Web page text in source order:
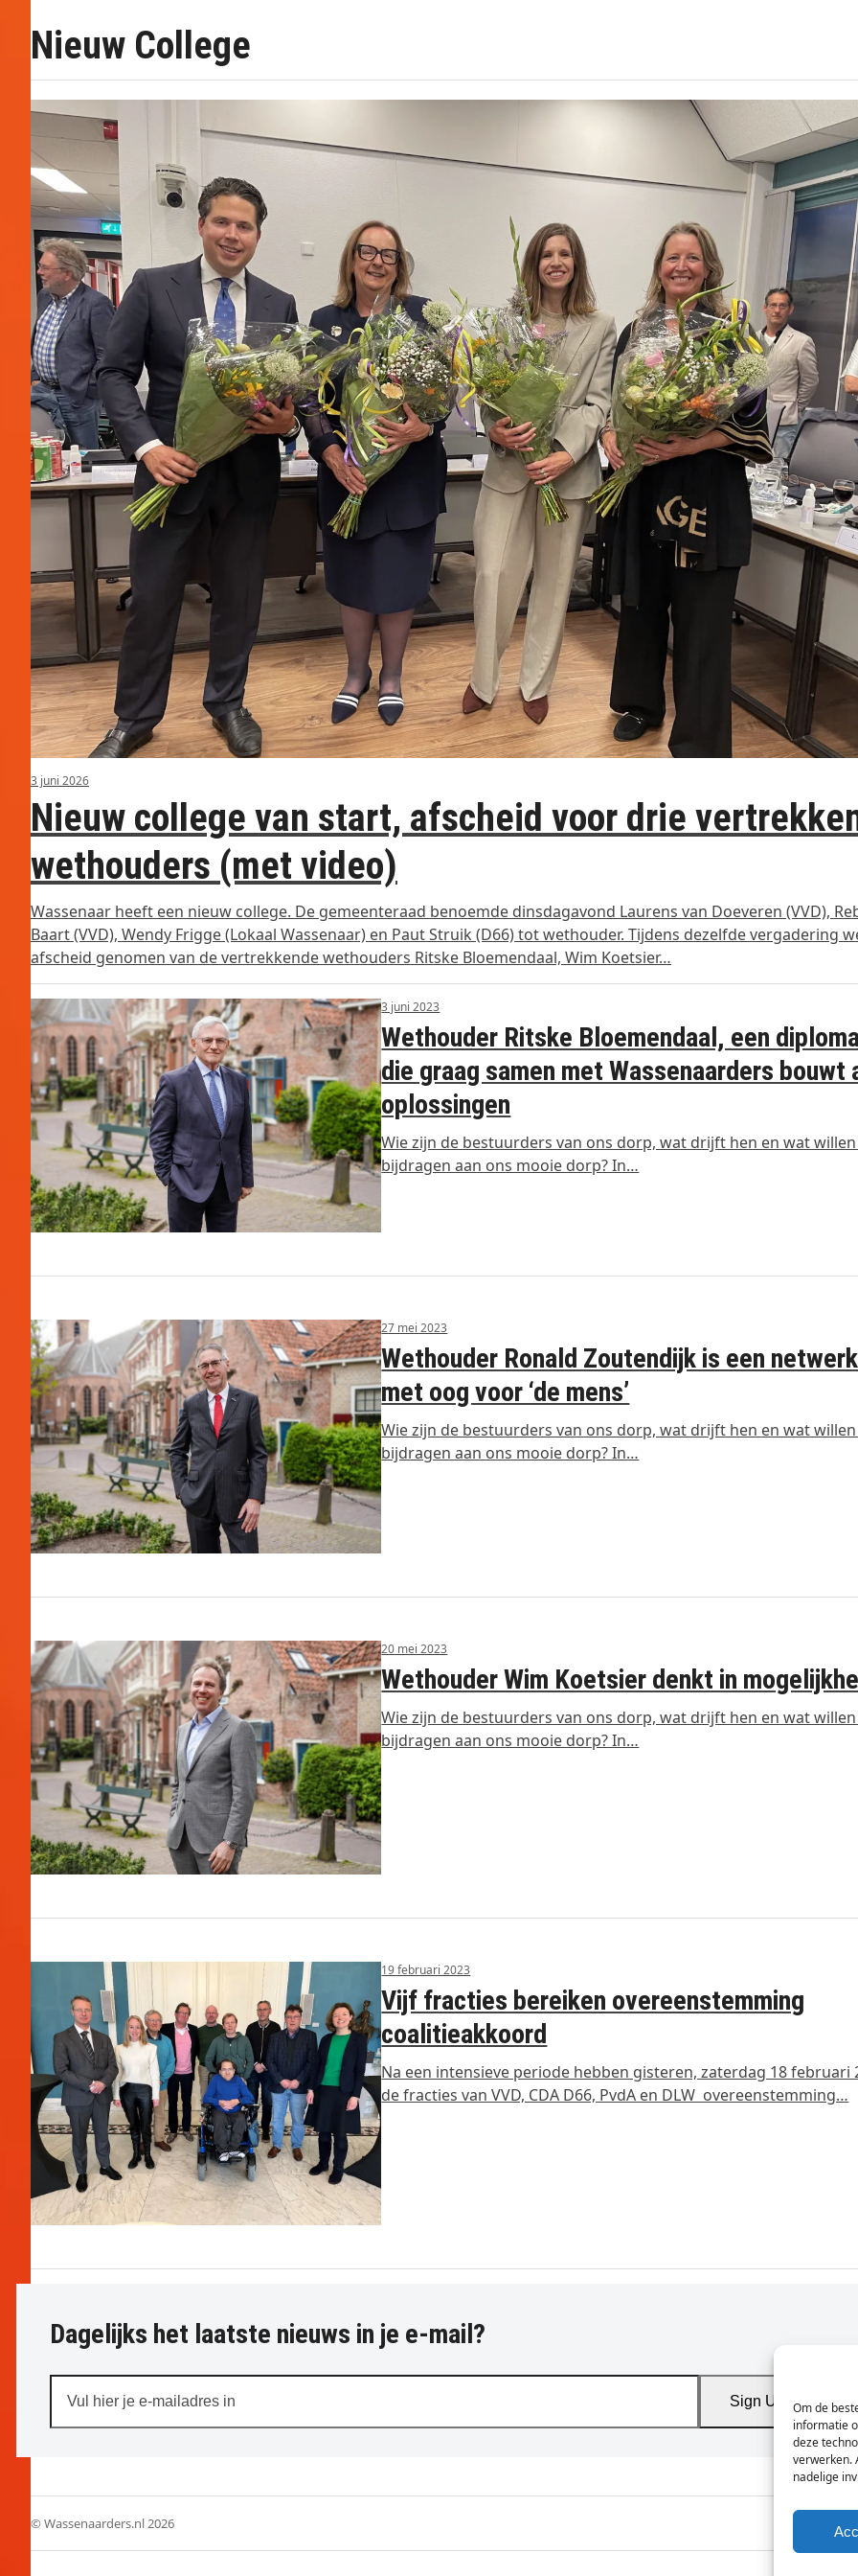
Om de
informatie
deze
verwerken.
nadelige
Nieuw College
3 juni 2026
Nieuw college van start, afscheid voor drie
wethouders (met video)
Wassenaar heeft een nieuw college. De gemeenteraad benoemde dinsdagavond Laurens van Doeveren (VVD),
Baart (VVD), Wendy Frigge (Lokaal Wassenaar) en Paut Struik (D66) tot wethouder. Tijdens dezelfde vergadering
afscheid genomen van de vertrekkende wethouders Ritske Bloemendaal, Wim Koetsier…
3 juni 2023
Wethouder Ritske Bloemendaal, een
die graag samen met Wassenaarders bouwt
oplossingen
Wie zijn de bestuurders van ons dorp, wat drijft hen en wat
bijdragen aan ons mooie dorp? In…
27 mei 2023
Wethouder Ronald Zoutendijk is een
met oog voor ‘de mens’
Wie zijn de bestuurders van ons dorp, wat drijft hen en wat
bijdragen aan ons mooie dorp? In…
20 mei 2023
Wethouder Wim Koetsier denkt in
Wie zijn de bestuurders van ons dorp, wat drijft hen en wat
bijdragen aan ons mooie dorp? In…
19 februari 2023
Vijf fracties bereiken overeenstemming
coalitieakkoord
Na een intensieve periode hebben gisteren, zaterdag 18 februari
de fracties van VVD, CDA D66, PvdA en DLW overeenstemming…
Dagelijks het laatste nieuws in je e-mail?
hier
je
in
Sign Up
© Wassenaarders.nl 2026